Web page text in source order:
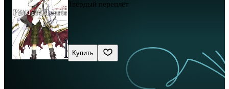
Твёрдый переплёт
Купить